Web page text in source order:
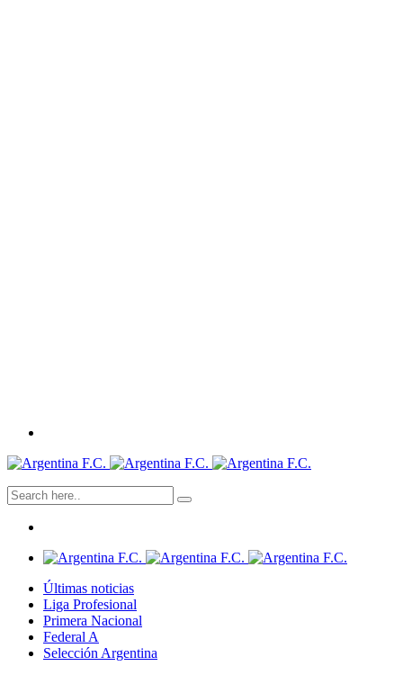
Últimas noticias
Liga Profesional
Primera Nacional
Federal A
Selección Argentina